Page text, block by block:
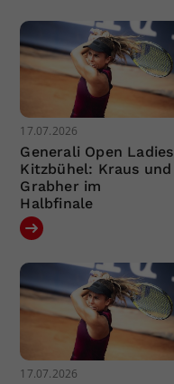
17.07.2026
Generali Open Ladies
Kitzbühel: Kraus und
Grabher im
Halbfinale
17.07.2026